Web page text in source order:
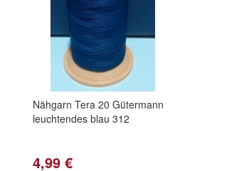
Nähgarn Tera 20 Gütermann
leuchtendes blau 312
4,99 €